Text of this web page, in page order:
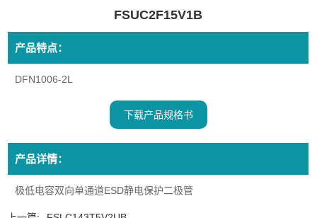
FSUC2F15V1B
产品特点：
DFN1006-2L
下载产品规格书
产品详情：
极低电容双向单通道ESD静电保护二极管